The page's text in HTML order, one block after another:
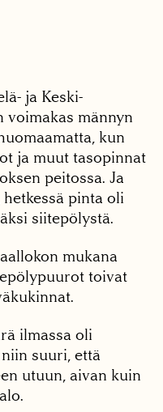
ja Keski-
voimakas männyn
kun
ja muut tasopinnat
peitossa. Ja
pinta oli
siitepölystä.
mukana
toivat
ilmassa oli
suuri, että
utuun, aivan kuin